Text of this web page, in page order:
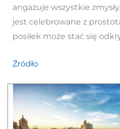
angażuje wszystkie
jest celebrowane z
posiłek może stać się
Źródło